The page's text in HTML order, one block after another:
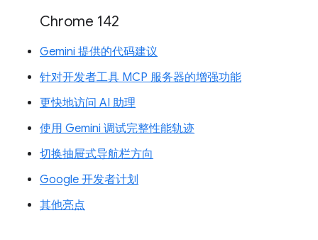
Chrome 142
Gemini 提供的代码建议
针对开发者工具 MCP 服务器的增强功能
更快地访问 AI 助理
使用 Gemini 调试完整性能轨迹
切换抽屉式导航栏方向
Google 开发者计划
其他亮点